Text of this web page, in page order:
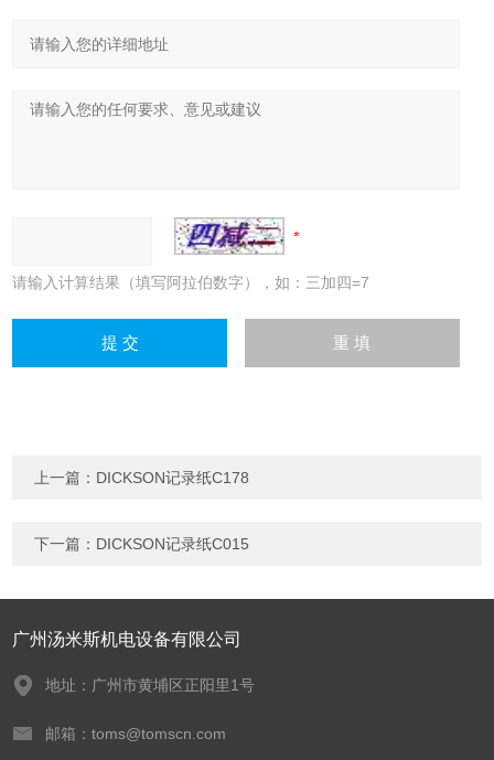
请输入计算结果（填写阿拉伯数字），如：三加四=7
上一篇： DICKSON记录纸C178
下一篇： DICKSON记录纸C015
广州汤米斯机电设备有限公司
地址：广州市黄埔区正阳里1号
邮箱：toms@tomscn.com